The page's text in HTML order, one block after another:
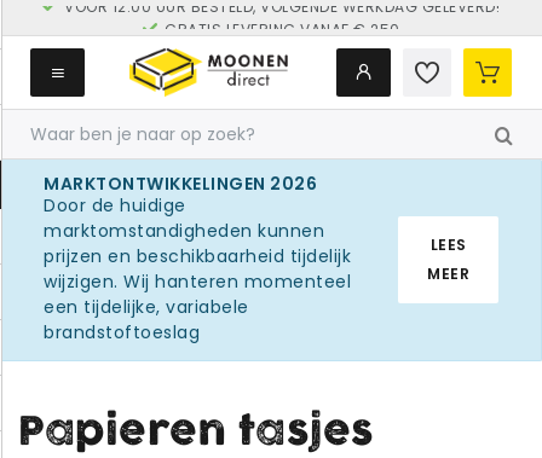
GRATIS LEVERING VANAF € 250
MARKTONTWIKKELINGEN 2026
Door de huidige
marktomstandigheden kunnen
prijzen en beschikbaarheid tijdelijk
wijzigen. Wij hanteren momenteel
een tijdelijke, variabele
brandstoftoeslag
LEES
MEER
Papieren tasjes